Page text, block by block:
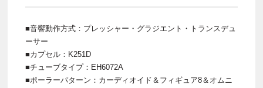
■音響動作方式：プレッシャー・グラジエント・トランスデュ
ーサー
■カプセル：K251D
■チューブタイプ：EH6072A
■ポーラーパターン：カーディオイド＆フィギュア8＆オムニ